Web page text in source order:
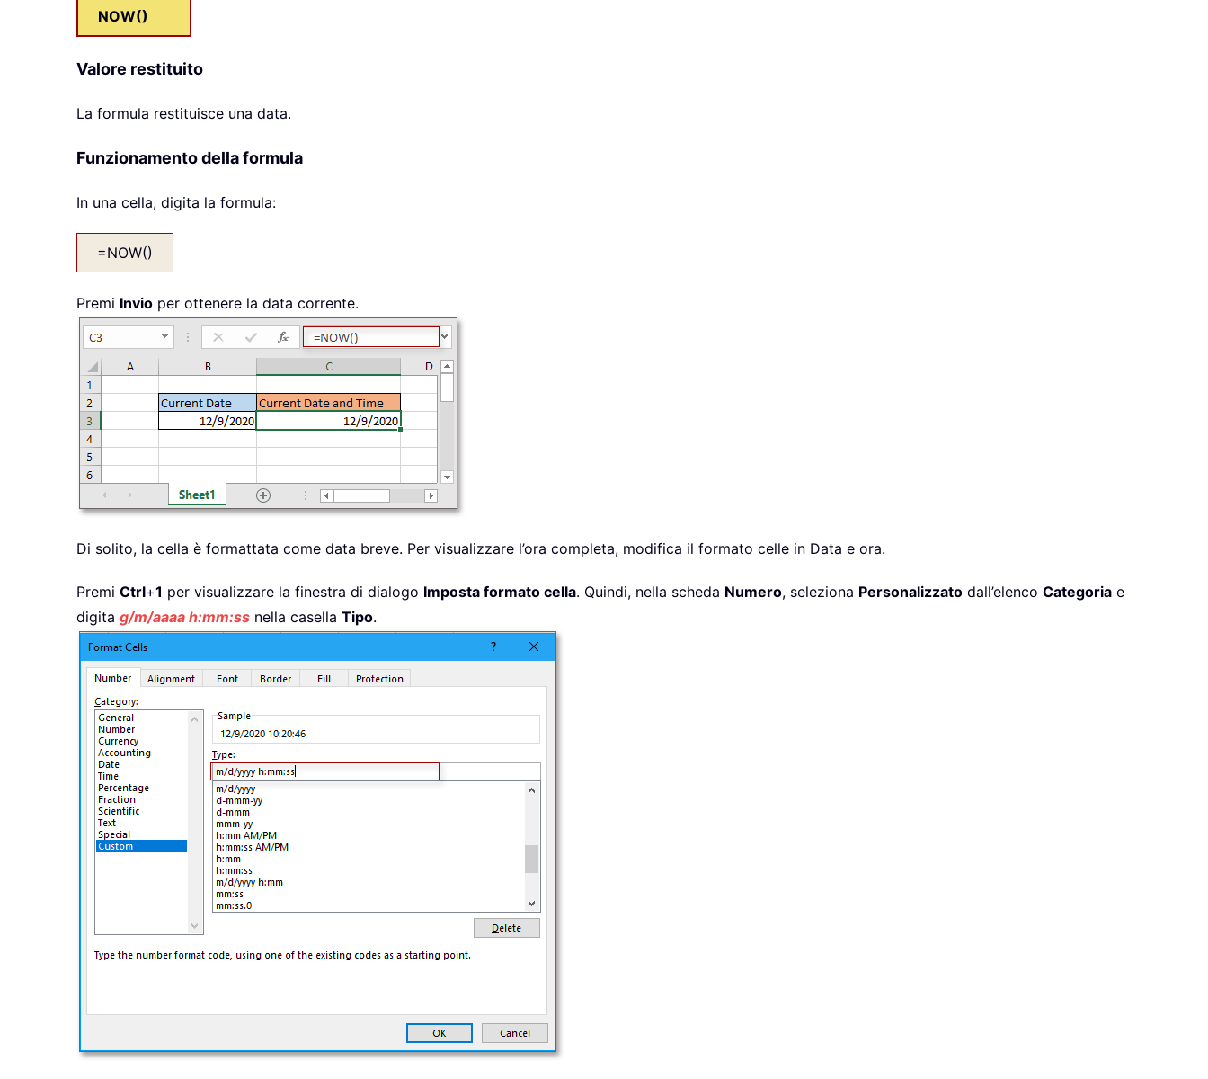
NOW()
Valore restituito
La formula restituisce una data.
Funzionamento della formula
In una cella, digita la formula:
=NOW()
Premi Invio per ottenere la data corrente.
Di solito, la cella è formattata come data breve. Per visualizzare l’ora completa, modifica il formato celle in Data e ora.
Premi Ctrl+1 per visualizzare la finestra di dialogo Imposta formato cella. Quindi, nella scheda Numero, seleziona Personalizzato dall’elenco Categoria e
digita g/m/aaaa h:mm:ss nella casella Tipo.